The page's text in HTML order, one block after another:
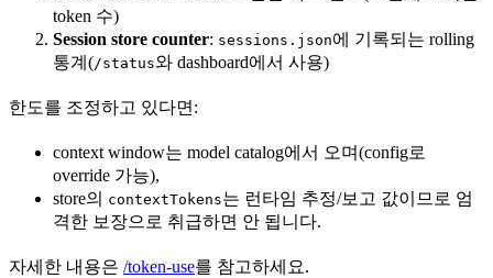
token 수)
Session store counter: sessions.json에 기록되는 rolling
통계(/status와 dashboard에서 사용)
한도를 조정하고 있다면:
context window는 model catalog에서 오며(config로
override 가능),
store의 contextTokens는 런타임 추정/보고 값이므로 엄
격한 보장으로 취급하면 안 됩니다.
자세한 내용은 /token-use를 참고하세요.